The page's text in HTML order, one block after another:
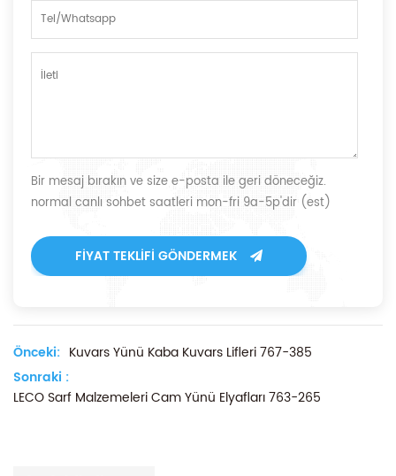
Bir mesaj bırakın ve size e-posta ile geri döneceğiz.
normal canlı sohbet saatleri mon-fri 9a-5p'dir (est)
FIYAT TEKLIFI GÖNDERMEK
Önceki: Kuvars Yünü Kaba Kuvars Lifleri 767-385
Sonraki :
LECO Sarf Malzemeleri Cam Yünü Elyafları 763-265